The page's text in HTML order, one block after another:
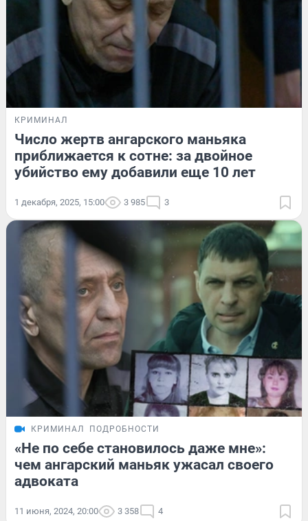
КРИМИНАЛ
Число жертв ангарского маньяка
приближается к сотне: за двойное
убийство ему добавили еще 10 лет
1 декабря, 2025, 15:00 3 985 3
КРИМИНАЛ ПОДРОБНОСТИ
«Не по себе становилось даже мне»:
чем ангарский маньяк ужасал своего
адвоката
11 июня, 2024, 20:00 3 358 4